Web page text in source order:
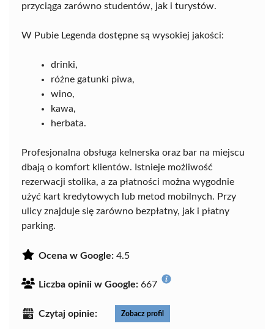
przyciąga zarówno studentów, jak i turystów.
W Pubie Legenda dostępne są wysokiej jakości:
drinki,
różne gatunki piwa,
wino,
kawa,
herbata.
Profesjonalna obsługa kelnerska oraz bar na miejscu
dbają o komfort klientów. Istnieje możliwość
rezerwacji stolika, a za płatności można wygodnie
użyć kart kredytowych lub metod mobilnych. Przy
ulicy znajduje się zarówno bezpłatny, jak i płatny
parking.
Ocena w Google: 4.5
Liczba opinii w Google: 667
Czytaj opinie: Zobacz profil